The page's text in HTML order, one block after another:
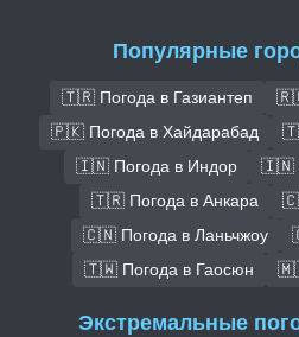
Популярные
🇹🇷 Погода в Газиантеп
🇵🇰 Погода в Хайдарабад
🇮🇳 Погода в Индор
🇮🇳
🇹🇷 Погода в Анкара
🇨🇳 Погода в Ланьчжоу
🇹🇼 Погода в Гаосюн
Экстремальные